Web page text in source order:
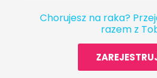
Chorujesz na raka?
razem z